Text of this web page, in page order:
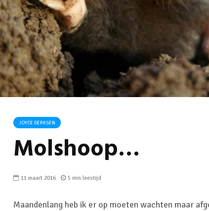
JOYCE DERKSEN
Molshoop…
11 maart 2016 5 min leestijd
Maandenlang heb ik er op moeten wachten maar
30
29
voor